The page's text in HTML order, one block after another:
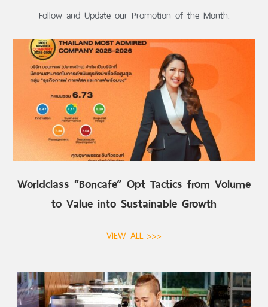
Follow and Update our Promotion of the Month.
Worldclass “Boncafe” Opt Tactics from Volume
to Value into Sustainable Growth
VIEW ALL >>>